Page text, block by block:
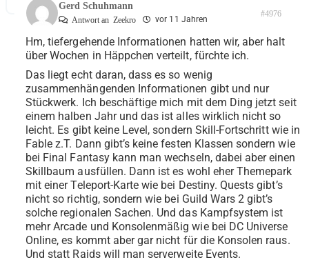
Gerd Schuhmann
Antwort an Zeekro vor 11 Jahren
#4976
Hm, tiefergehende Informationen hatten wir, aber halt
über Wochen in Häppchen verteilt, fürchte ich.
Das liegt echt daran, dass es so wenig
zusammenhängenden Informationen gibt und nur
Stückwerk. Ich beschäftige mich mit dem Ding jetzt seit
einem halben Jahr und das ist alles wirklich nicht so
leicht. Es gibt keine Level, sondern Skill-Fortschritt wie in
Fable z.T. Dann gibt’s keine festen Klassen sondern wie
bei Final Fantasy kann man wechseln, dabei aber einen
Skillbaum ausfüllen. Dann ist es wohl eher Themepark
mit einer Teleport-Karte wie bei Destiny. Quests gibt’s
nicht so richtig, sondern wie bei Guild Wars 2 gibt’s
solche regionalen Sachen. Und das Kampfsystem ist
mehr Arcade und Konsolenmäßig wie bei DC Universe
Online, es kommt aber gar nicht für die Konsolen raus.
Und statt Raids will man serverweite Events.